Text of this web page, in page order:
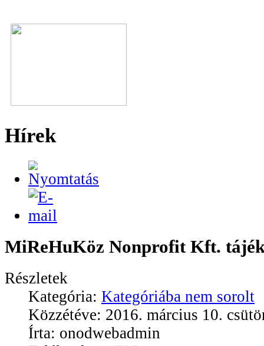
Hírek
MiReHuKöz Nonprofit Kft.
Részletek
Kategória: Kategóriába nem sorolt
Közzétéve: 2016. március 10.
Írta: onodwebadmin